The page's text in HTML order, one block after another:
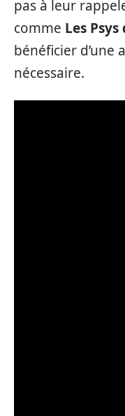
pas à leur
comme Les
bénéficier d’une
nécessaire.